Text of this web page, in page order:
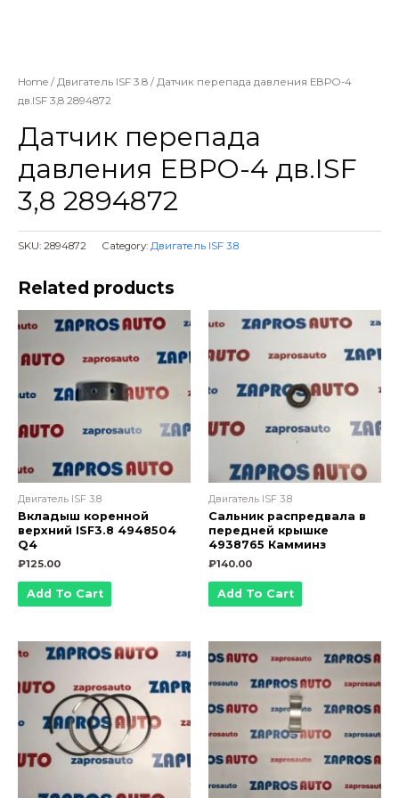
Home / Двигатель ISF 3.8 / Датчик перепада давления ЕВРО-4
дв.ISF 3,8 2894872
Датчик перепада
давления ЕВРО-4 дв.ISF
3,8 2894872
SKU: 2894872 Category: Двигатель ISF 3.8
Related products
Двигатель ISF 3.8
Вкладыш коренной
верхний ISF3.8 4948504
Q4
₽125.00
Add To Cart
Двигатель ISF 3.8
Сальник распредвала в
передней крышке
4938765 Камминз
₽140.00
Add To Cart